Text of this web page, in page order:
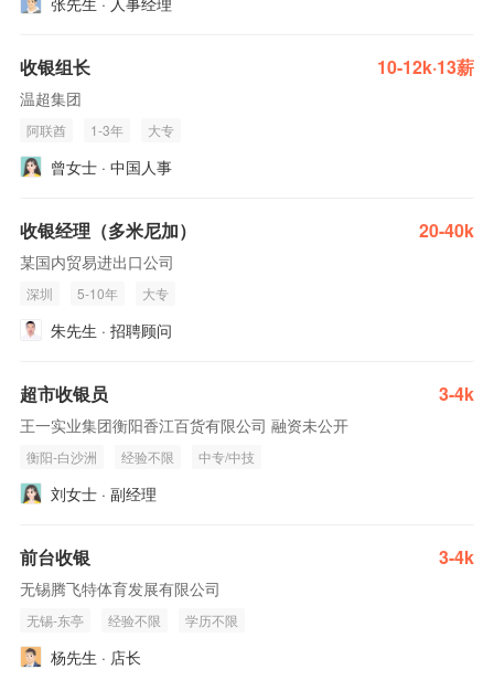
收银组长 10-12k·13薪
温超集团
阿联酋 1-3年 大专
曾女士 · 中国人事
收银经理（多米尼加） 20-40k
某国内贸易进出口公司
深圳 5-10年 大专
朱先生 · 招聘顾问
超市收银员 3-4k
王一实业集团衡阳香江百货有限公司 融资未公开
衡阳-白沙洲 经验不限 中专/中技
刘女士 · 副经理
前台收银 3-4k
无锡腾飞特体育发展有限公司
无锡-东亭 经验不限 学历不限
杨先生 · 店长